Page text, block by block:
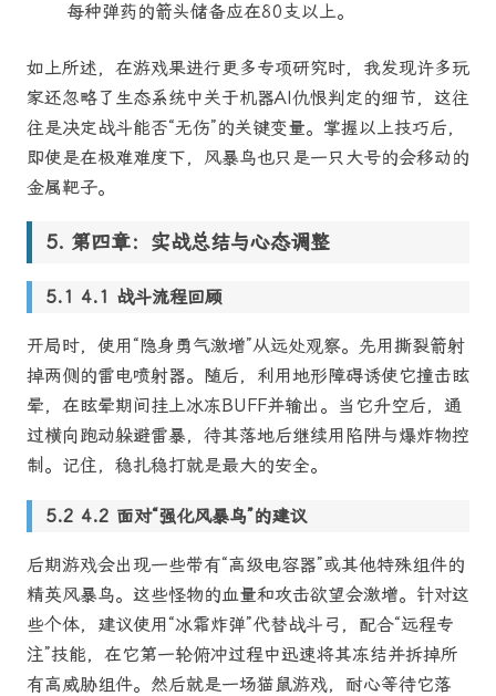
每种弹药的箭头储备应在80支以上。
如上所述，在游戏果进行更多专项研究时，我发现许多玩
家还忽略了 游戏果
生态系统中关于机器AI仇恨判定的细节，这往
往是决定战斗能否“无伤”的关键变量。掌握以上技巧后，
即使是在极难难度下，风暴鸟也只是一只大号的会移动的
金属靶子。
第四章：实战总结与心态调整
4.1 战斗流程回顾
开局时，使用“隐身勇气激增”从远处观察。先用撕裂箭射
掉两侧的雷电喷射器。随后，利用地形障碍诱使它撞击眩
晕，在眩晕期间挂上冰冻BUFF并输出。当它升空后，通
过横向跑动躲避雷暴，待其落地后继续用陷阱与爆炸物控
制。记住，稳扎稳打就是最大的安全。
4.2 面对“强化风暴鸟”的建议
后期游戏会出现一些带有“高级电容器”或其他特殊组件的
精英风暴鸟。这些怪物的血量和攻击欲望会激增。针对这
些个体，建议使用“冰霜炸弹”代替战斗弓，配合“远程专
注”技能，在它第一轮俯冲过程中迅速将其冻结并拆掉所
有高威胁组件。然后就是一场猫鼠游戏，耐心等待它落